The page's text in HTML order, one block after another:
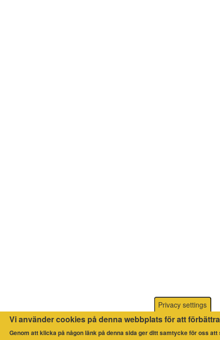
Privacy settings
Vi använder cookies på denna webbplats för att
Genom att klicka på någon länk på denna sida ger ditt samtycke för oss